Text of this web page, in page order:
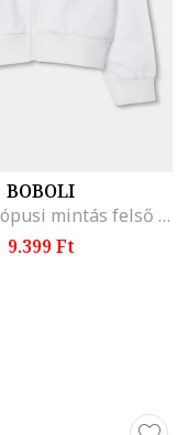
BOBOLI
Cipzáros trópusi mintás felső kapucnival, Fehér/Olívazöld/Rózsaszín
9.399 Ft